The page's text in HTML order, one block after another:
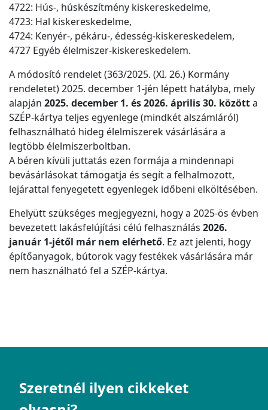
4722: Hús-, húskészítmény kiskereskedelme,
4723: Hal kiskereskedelme,
4724: Kenyér-, pékáru-, édesség-kiskereskedelem,
4727 Egyéb élelmiszer-kiskereskedelem.
A módosító rendelet (363/2025. (XI. 26.) Kormány
rendeletet) 2025. december 1-jén lépett hatályba, mely
alapján 2025. december 1. és 2026. április 30. közötta
SZÉP-kártya teljes egyenlege (mindkét alszámláról)
felhasználható hideg élelmiszerek vásárlására a
legtöbb élelmiszerboltban.
A béren kívüli juttatás ezen formája a mindennapi
bevásárlásokat támogatja és segít a felhalmozott,
lejárattal fenyegetett egyenlegek időbeni elköltésében.
Ehelyütt szükséges megjegyezni, hogy a 2025-ös évben
bevezetett lakásfelújítási célú felhasználás 2026.
január 1-jétől már nem elérhető. Ez azt jelenti, hogy
építőanyagok, bútorok vagy festékek vásárlására már
nem használható fel a SZÉP-kártya.
Szeretnél ilyen cikkeket